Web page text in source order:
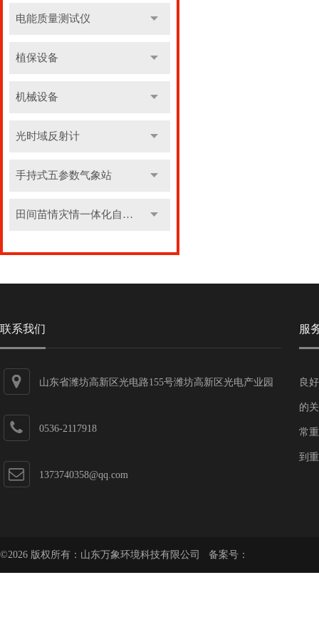
电能质量测试仪
植保设备
机械设备
光时域反射计
手持式五参数气象站
田间苗情灾情一体化自动监测系统
联系我们
山东省潍坊高新区光电路155号潍坊高新区光电产业园
0536-2117918
1373740358@qq.com
服
良
的
常
到
©2026 版权所有：山东万象环境科技有限公司 备案号：